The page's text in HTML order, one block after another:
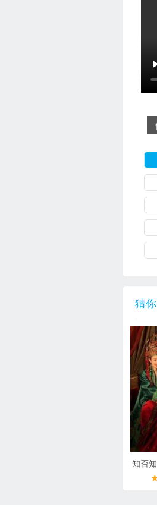
猜
知否